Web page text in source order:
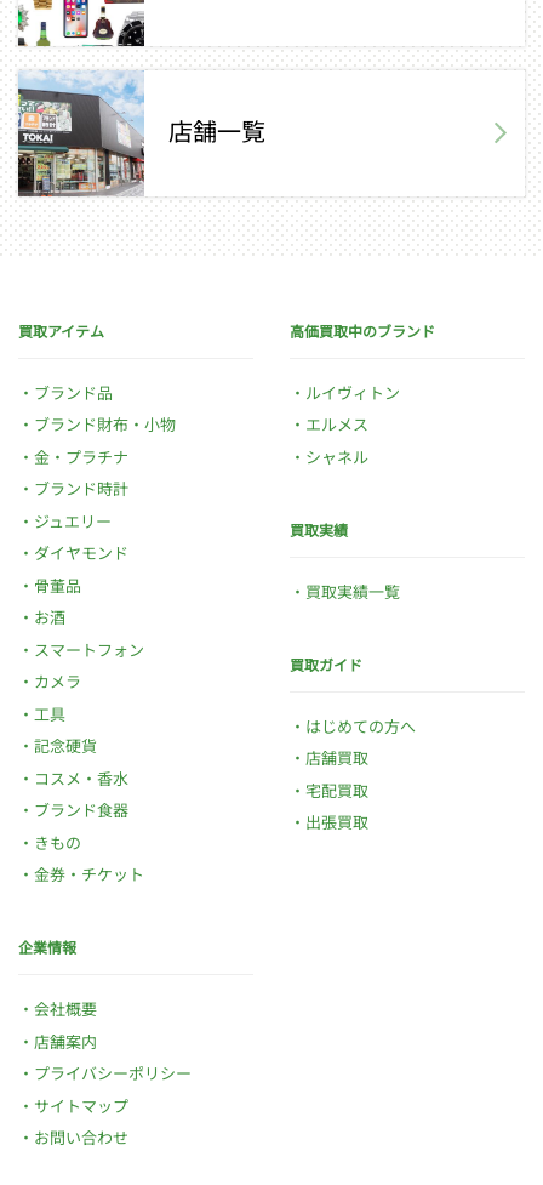
店舗一覧
買取アイテム
ブランド品
ブランド財布・小物
金・プラチナ
ブランド時計
ジュエリー
ダイヤモンド
骨董品
お酒
スマートフォン
カメラ
工具
記念硬貨
コスメ・香水
ブランド食器
きもの
金券・チケット
高価買取中のブランド
ルイヴィトン
エルメス
シャネル
買取実績
買取実績一覧
買取ガイド
はじめての方へ
店舗買取
宅配買取
出張買取
企業情報
会社概要
店舗案内
プライバシーポリシー
サイトマップ
お問い合わせ